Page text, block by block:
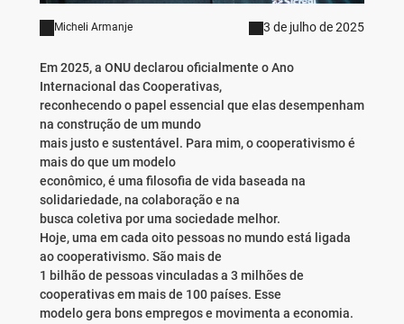
Micheli Armanje 3 de julho de 2025
Em 2025, a ONU declarou oficialmente o Ano
Internacional das Cooperativas,
reconhecendo o papel essencial que elas desempenham
na construção de um mundo
mais justo e sustentável. Para mim, o cooperativismo é
mais do que um modelo
econômico, é uma filosofia de vida baseada na
solidariedade, na colaboração e na
busca coletiva por uma sociedade melhor.
Hoje, uma em cada oito pessoas no mundo está ligada
ao cooperativismo. São mais de
1 bilhão de pessoas vinculadas a 3 milhões de
cooperativas em mais de 100 países. Esse
modelo gera bons empregos e movimenta a economia.